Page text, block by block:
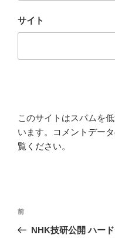
サイト
このサイトはスパムを
います。
コメントデー
覧ください。
投
ナ
前
の
前
NHK技研公開 ハー